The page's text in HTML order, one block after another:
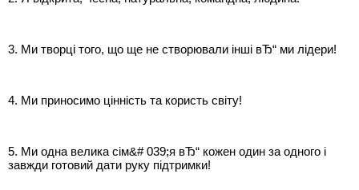
3. Ми творці того, що ще не створювали інші вЂ“ ми лідери!
4. Ми приносимо цінність та користь світу!
5. Ми одна велика сім&# 039;я вЂ“ кожен один за одного і
завжди готовий дати руку підтримки!